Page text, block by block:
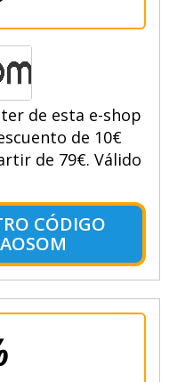
de esta e-shop
de 10€
de 79€. Válido
CÓDIGO